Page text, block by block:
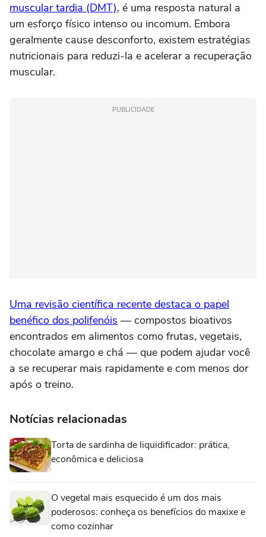
muscular tardia (DMT), é uma resposta natural a
um esforço físico intenso ou incomum. Embora
geralmente cause desconforto, existem estratégias
nutricionais para reduzi-la e acelerar a recuperação
muscular.
PUBLICIDADE
Uma revisão científica recente destaca o papel
benéfico dos polifenóis — compostos bioativos
encontrados em alimentos como frutas, vegetais,
chocolate amargo e chá — que podem ajudar você
a se recuperar mais rapidamente e com menos dor
após o treino.
Notícias relacionadas
Torta de sardinha de liquidificador: prática,
econômica e deliciosa
O vegetal mais esquecido é um dos mais
poderosos: conheça os benefícios do maxixe e
como cozinhar